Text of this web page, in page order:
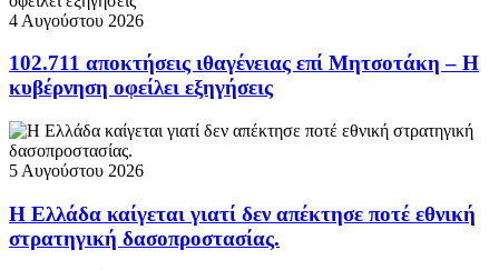
4 Αυγούστου 2026
102.711 αποκτήσεις ιθαγένειας επί Μητσοτάκη – Η
κυβέρνηση οφείλει εξηγήσεις
5 Αυγούστου 2026
Η Ελλάδα καίγεται γιατί δεν απέκτησε ποτέ εθνική
στρατηγική δασοπροστασίας.